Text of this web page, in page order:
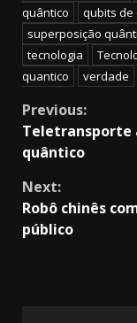
quântico
qubits de
superposição
tecnologia
quantico
verdade
Continue
Reading
Previous:
Teletransporte
quântico
Next:
Robô chinês
público